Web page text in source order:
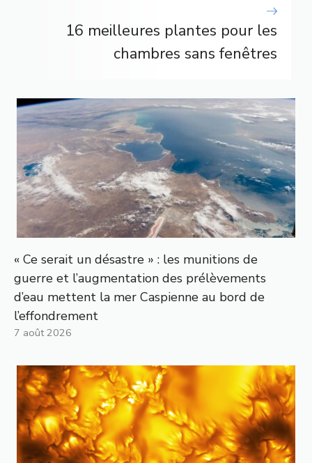
16 meilleures plantes pour les
chambres sans fenêtres
« Ce serait un désastre » : les munitions de
guerre et l’augmentation des prélèvements
d’eau mettent la mer Caspienne au bord de
l’effondrement
7 août 2026